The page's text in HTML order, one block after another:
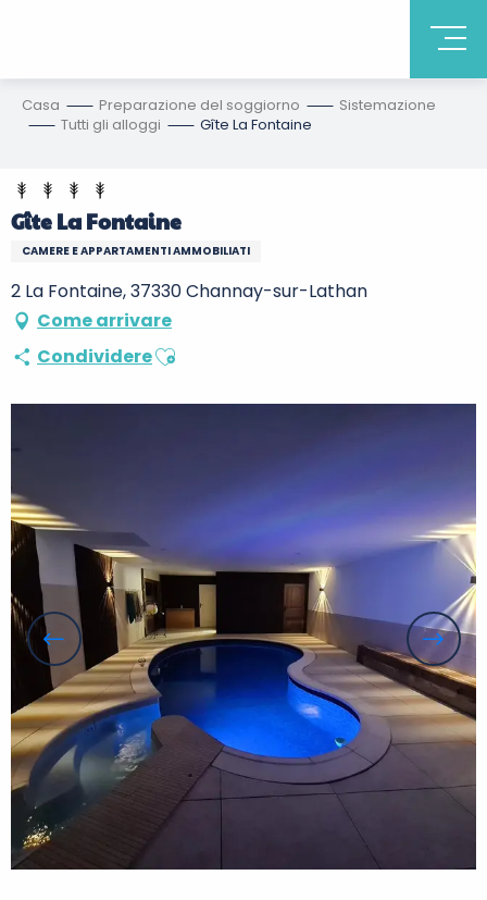
Casa Preparazione del soggiorno
Sistemazione
Tutti gli alloggi
Gîte La Fontaine
Gîte La Fontaine
CAMERE E APPARTAMENTI AMMOBILIATI
2 La Fontaine, 37330 Channay-sur-Lathan
Come arrivare
CondividereAjouter aux favoris